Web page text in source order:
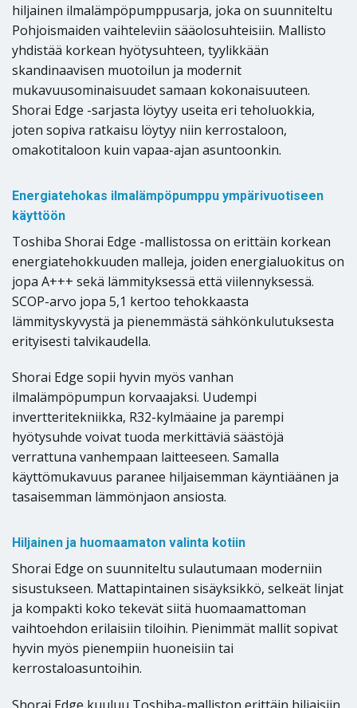
hiljainen ilmalämpöpumppusarja, joka on suunniteltu
Pohjoismaiden vaihteleviin sääolosuhteisiin. Mallisto
yhdistää korkean hyötysuhteen, tyylikkään
skandinaavisen muotoilun ja modernit
mukavuusominaisuudet samaan kokonaisuuteen.
Shorai Edge -sarjasta löytyy useita eri teholuokkia,
joten sopiva ratkaisu löytyy niin kerrostaloon,
omakotitaloon kuin vapaa-ajan asuntoonkin.
Energiatehokas ilmalämpöpumppu ympärivuotiseen
käyttöön
Toshiba Shorai Edge -mallistossa on erittäin korkean
energiatehokkuuden malleja, joiden energialuokitus on
jopa A+++ sekä lämmityksessä että viilennyksessä.
SCOP-arvo jopa 5,1 kertoo tehokkaasta
lämmityskyvystä ja pienemmästä sähkönkulutuksesta
erityisesti talvikaudella.
Shorai Edge sopii hyvin myös vanhan
ilmalämpöpumpun korvaajaksi. Uudempi
invertteritekniikka, R32-kylmäaine ja parempi
hyötysuhde voivat tuoda merkittäviä säästöjä
verrattuna vanhempaan laitteeseen. Samalla
käyttömukavuus paranee hiljaisemman käyntiäänen ja
tasaisemman lämmönjaon ansiosta.
Hiljainen ja huomaamaton valinta kotiin
Shorai Edge on suunniteltu sulautumaan moderniin
sisustukseen. Mattapintainen sisäyksikkö, selkeät linjat
ja kompakti koko tekevät siitä huomaamattoman
vaihtoehdon erilaisiin tiloihin. Pienimmät mallit sopivat
hyvin myös pienempiin huoneisiin tai
kerrostaloasuntoihin.